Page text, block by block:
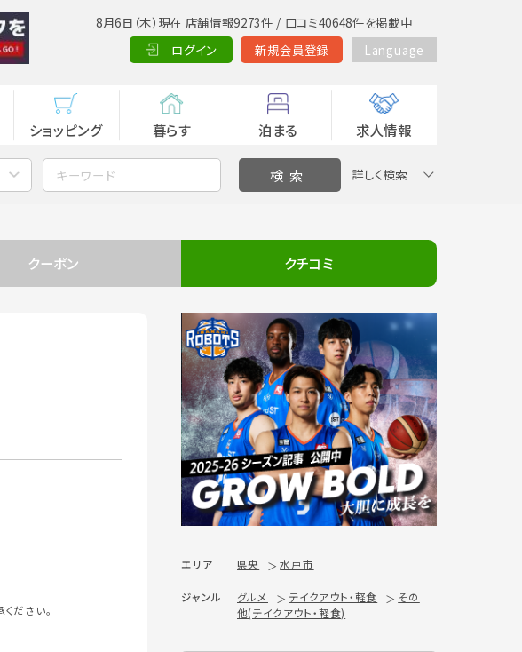
8月6日（木）現在 店舗情報9273件 / 口コミ40648件を掲載中
ログイン
新規会員登録 Language
ショッピング 暮らす 泊まる 求人情報
詳しく検索
クーポン クチコミ
ださい。
エリア 県央 水戸市
ジャンル グルメ テイクアウト・軽食
その
他(テイクアウト・軽食)